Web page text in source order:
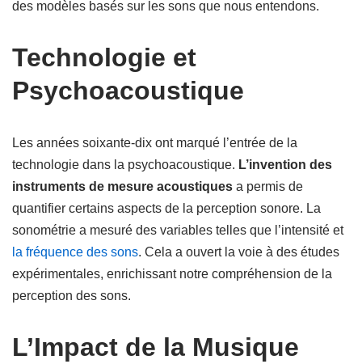
des modèles basés sur les sons que nous entendons.
Technologie et
Psychoacoustique
Les années soixante-dix ont marqué l’entrée de la
technologie dans la psychoacoustique. L’invention des
instruments de mesure acoustiques a permis de
quantifier certains aspects de la perception sonore. La
sonométrie a mesuré des variables telles que l’intensité et
la fréquence des sons. Cela a ouvert la voie à des études
expérimentales, enrichissant notre compréhension de la
perception des sons.
L’Impact de la Musique